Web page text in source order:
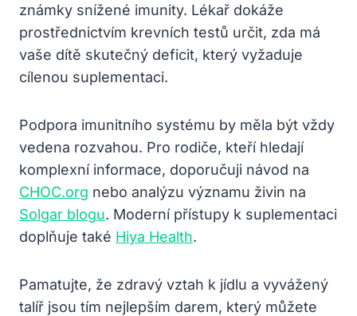
známky snížené imunity. Lékař dokáže
prostřednictvím krevních testů určit, zda má
vaše dítě skutečný deficit, který vyžaduje
cílenou suplementaci.
Podpora imunitního systému by měla být vždy
vedena rozvahou. Pro rodiče, kteří hledají
komplexní informace, doporučuji návod na
CHOC.org nebo analýzu významu živin na
Solgar blogu. Moderní přístupy k suplementaci
doplňuje také Hiya Health.
Pamatujte, že zdravý vztah k jídlu a vyvážený
talíř jsou tím nejlepším darem, který můžete